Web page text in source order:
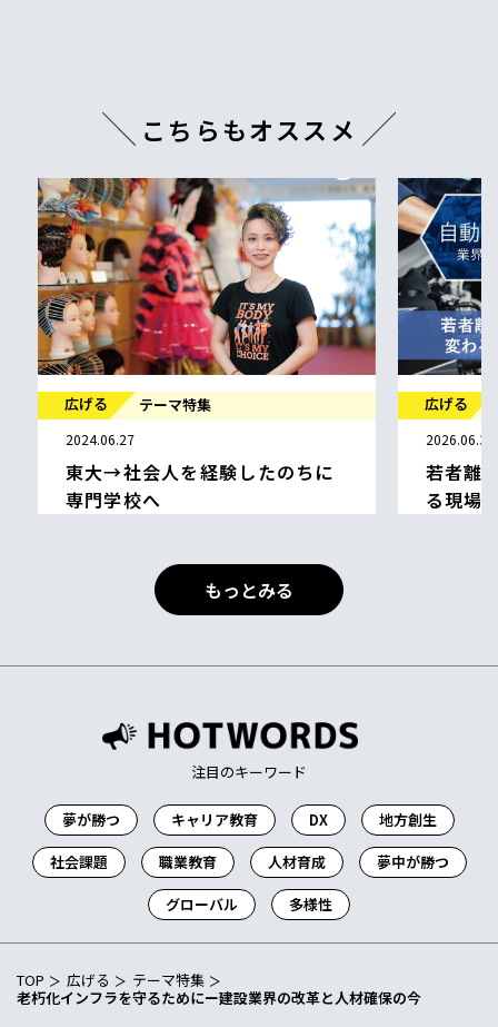
こちらもオススメ
広げる テーマ特集
2024.06.27
東大→社会人を経験したのちに
専門学校へ
クビューティーコース1年
リスキリング
広げる
2026.06.30
若者離
る現場
もっとみる
注目のキーワード
夢が勝つ キャリア教育 DX
地方創生
社会課題
職業教育 人材育成
夢中が勝つ
グローバル
多様性
TOP 広げる
テーマ特集
老朽化インフラを守るためにー建設業界の改革と人材確保の今